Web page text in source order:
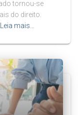
tornou-se
do direito.
Leia mais…